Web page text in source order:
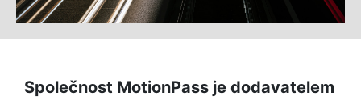
Společnost MotionPass je dodavatelem